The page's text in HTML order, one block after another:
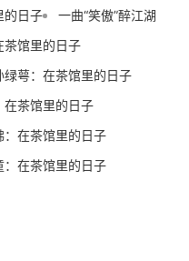
的日子
一曲“笑傲”醉江湖
茶馆里的日子
绿萼：在茶馆里的日子
在茶馆里的日子
：在茶馆里的日子
：在茶馆里的日子